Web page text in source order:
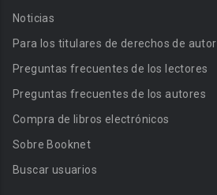
Noticias
Para los titulares de derechos de autor
Preguntas frecuentes de los lectores
Preguntas frecuentes de los autores
Compra de libros electrónicos
Sobre Booknet
Buscar usuarios